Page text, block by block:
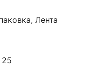
Лента
25